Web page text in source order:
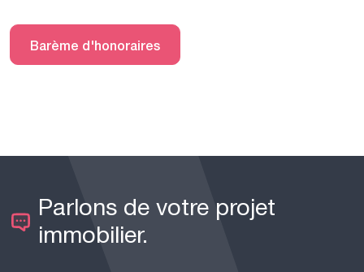
Barème d'honoraires
Parlons de votre projet
immobilier.